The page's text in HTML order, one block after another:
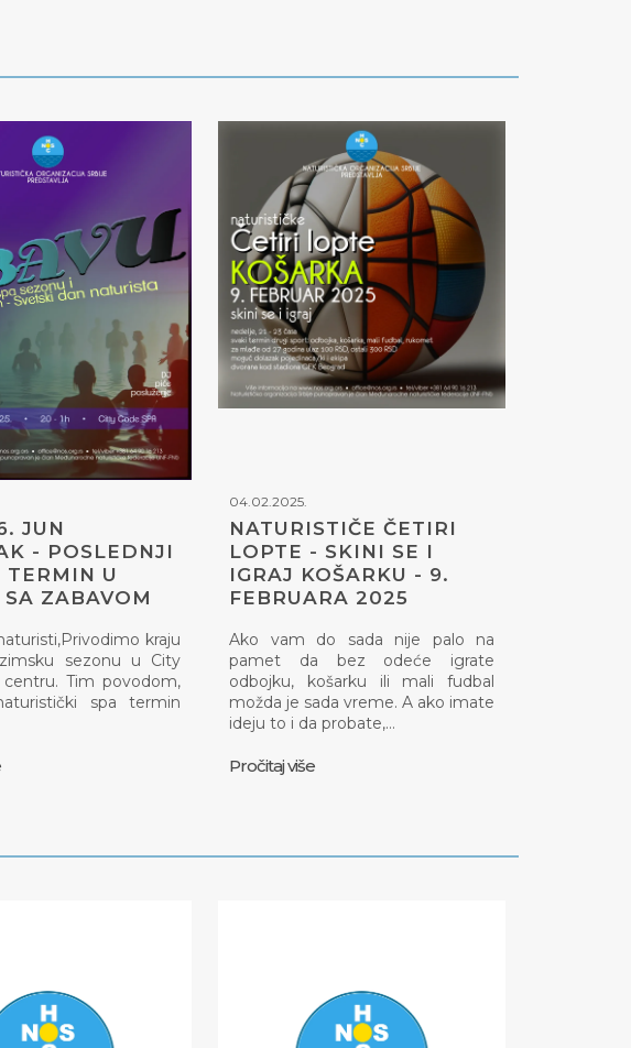
JUN
- POSLEDNJI
TERMIN U
ZABAVOM
kraju
sezonu u City
centru. Tim povodom,
spa termin
04.02.2025.
NATURISTIČE ČETIRI
LOPTE - SKINI SE I
IGRAJ KOŠARKU - 9.
FEBRUARA 2025
Ako vam do sada nije palo na
pamet da bez odeće igrate
odbojku, košarku ili mali fudbal
možda je sada vreme. A ako imate
ideju to i da probate,…
Pročitaj više